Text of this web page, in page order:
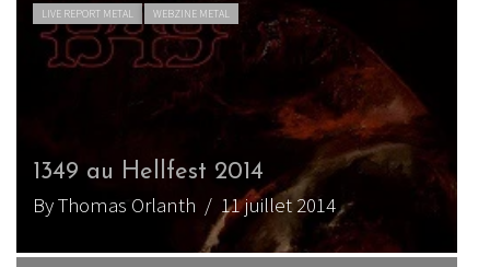
LIVE REPORT METAL WEBZINE METAL
1349 au Hellfest 2014
By Thomas Orlanth / 11 juillet 2014